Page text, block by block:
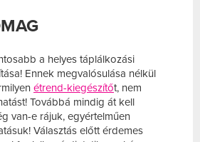
a helyes táplálkozási
Ennek megvalósulása nélkül
étrend-kiegészítőt, nem
Továbbá mindig át kell
van-e rájuk, egyértelműen
Választás előtt érdemes